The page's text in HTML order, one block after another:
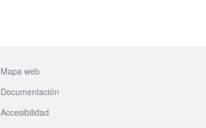
Mapa web
Documentación
Accesibilidad